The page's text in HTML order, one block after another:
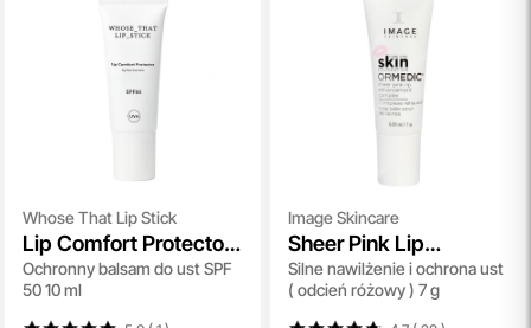
Whose That Lip Stick
Lip Comfort Protector
SPF 50
Ochronny balsam do ust SPF
50 10 ml
Image Skincare
Sheer Pink Lip
Enhancement
Complex
Silne nawilżenie i ochrona ust
( odcień różowy ) 7 g